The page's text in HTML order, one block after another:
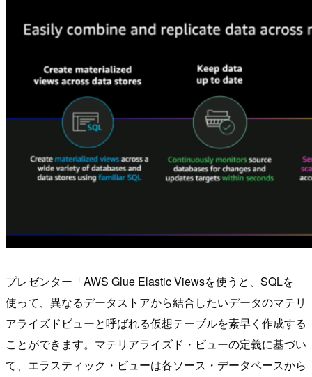
プレゼンター「AWS Glue Elastic Viewsを使うと、SQLを
使って、異なるデータストアから結合したいデータのマテリ
アライズドビューと呼ばれる仮想テーブルを素早く作成する
ことができます。マテリアライズド・ビューの定義に基づい
て、エラスティック・ビューは各ソース・データベースから